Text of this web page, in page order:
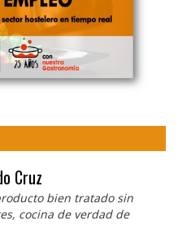
Cruz
bien tratado sin
cocina de verdad de